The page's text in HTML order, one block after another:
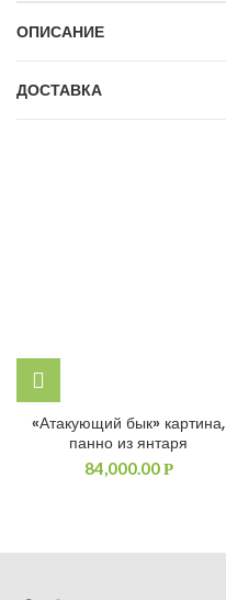
ОПИСАНИЕ
ДОСТАВКА
«Атакующий бык» картина,
панно из янтаря
84,000.00Р